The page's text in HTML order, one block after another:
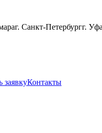
г. Санкт-Петербургг. Уфа
заявкуКонтакты